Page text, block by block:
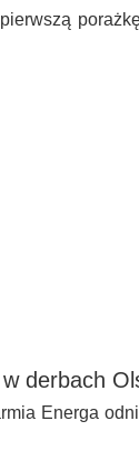
derbach
Energa